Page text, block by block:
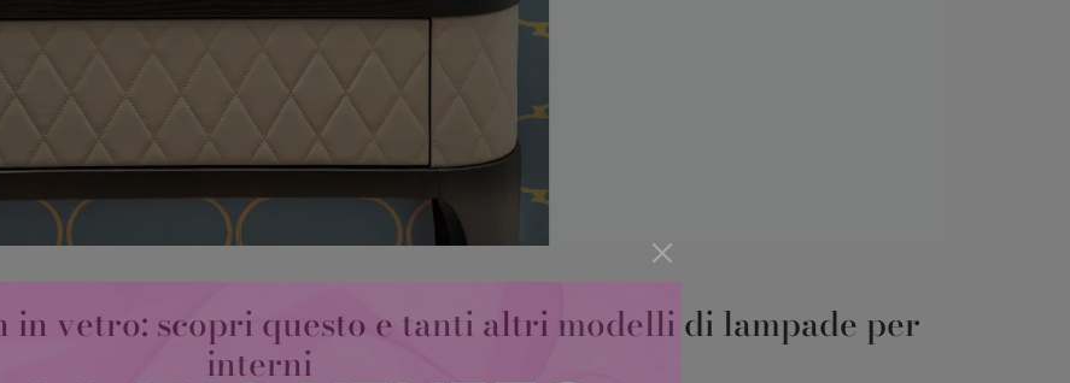
in vetro: scopri questo e tanti altri modelli di lampade per
interni